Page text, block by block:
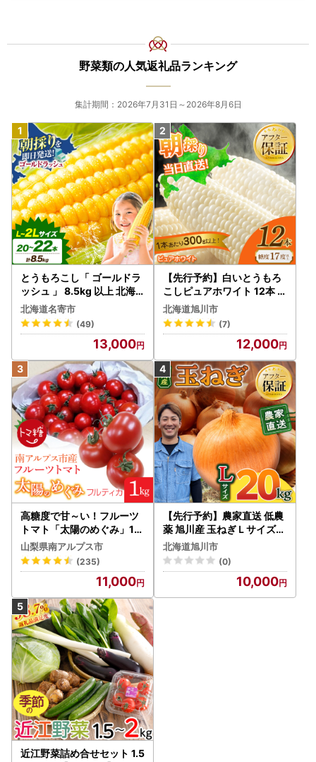
野菜類の人気返礼品ランキング
集計期間：2026年7月31日～2026年8月6日
とうもろこし「 ゴールドラ
ッシュ 」 8.5kg 以上 北海
道 名寄 スイートコーン
北海道名寄市
(49)
13,000
【先行予約】白いとうもろ
こしピュアホワイト 12本 3.
6kg（2026年8月下旬から
発送開始） とうもろこし
北海道旭川市
(7)
12,000
高糖度で甘～い！フルーツ
トマト「太陽のめぐみ」1k
g ALPBI001 | 高糖度 おす
すめ 産地直送 新鮮 フレッ
シュ 高栄養素 南アルプス市
山梨県南アルプス市
(235)
11,000
【先行予約】農家直送 低農
薬 旭川産 玉ねぎＬサイズ2
0kg(2026年9月発送開始
予定)_ | 玉ねぎ 05935
北海道旭川市
(0)
10,000
近江野菜詰め合せセット 1.5